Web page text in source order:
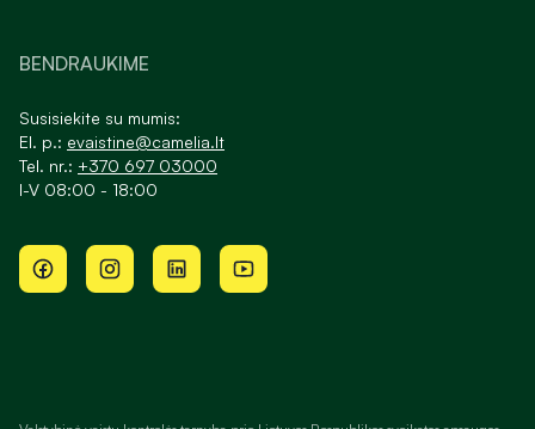
BENDRAUKIME
Susisiekite su mumis:
El. p.: evaistine@camelia.lt
Tel. nr.: +370 697 03000
I-V 08:00 - 18:00